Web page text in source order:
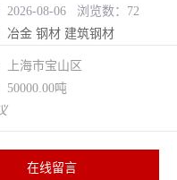
2026-08-06 浏览数：72
冶金 钢材 建筑钢材
上海市宝山区
50000.00吨
在线留言